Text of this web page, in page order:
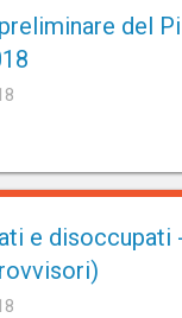
del
e disoccupati